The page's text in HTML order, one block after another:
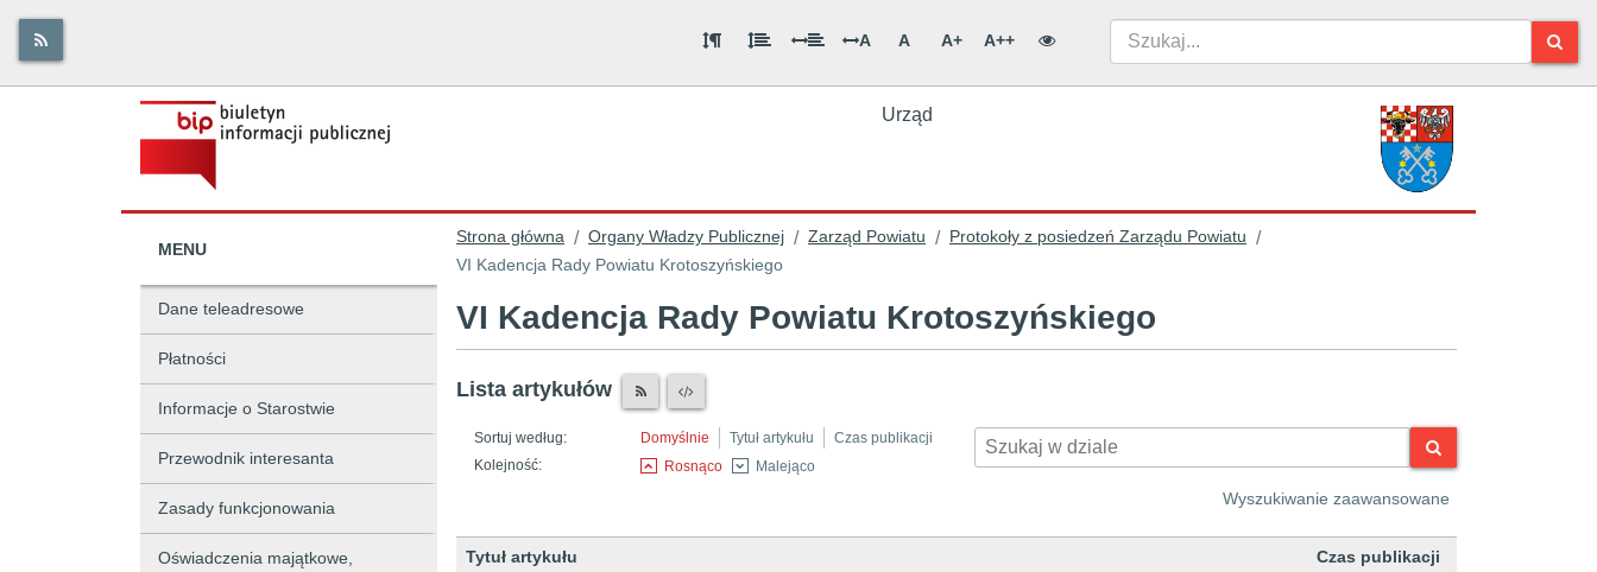
A A A+ A++
Urząd
MENU
Dane teleadresowe
Płatności
Informacje o Starostwie
Przewodnik interesanta
Zasady funkcjonowania
Oświadczenia majątkowe,
Strona główna / Organy Władzy Publicznej / Zarząd Powiatu / Protokoły z posiedzeń Zarządu Powiatu /
VI Kadencja Rady Powiatu Krotoszyńskiego
VI Kadencja Rady Powiatu Krotoszyńskiego
Lista artykułów
Sortuj według: Domyślnie Tytuł artykułu
Czas publikacji
Kolejność:
Rosnąco Malejąco
Wyszukiwanie zaawansowane
Tytuł artykułu Czas publikacji